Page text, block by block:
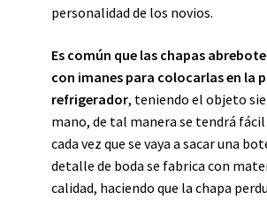
personalidad de los novios.
Es común que las chapas
con imanes para colocarlas en la
refrigerador, teniendo el objeto
mano, de tal manera se tendrá fácil
cada vez que se vaya a sacar una
detalle de boda se fabrica con
calidad, haciendo que la chapa